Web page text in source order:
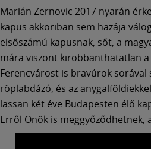
Marián Zernovic 2017 nyarán
kapus akkoriban sem hazája
elsőszámú kapusnak, sőt, a
mára viszont kirobbanthatatlan
Ferencvárost is bravúrok sorával
röplabdázó, és az
lassan két éve Budapesten élő
Erről Önök is meggyőződhetnek,